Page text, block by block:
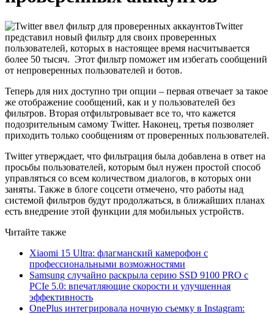
Twitter
представил новый фильтр для своих проверенных
пользователей, которых в настоящее время насчитывается
более 50 тысяч. Этот фильтр поможет им избегать сообщений
от непроверенных пользователей и ботов.
Теперь для них доступно три опции – первая отвечает за такое
же отображение сообщений, как и у пользователей без
фильтров. Вторая отфильтровывает все то, что кажется
подозрительным самому Twitter. Наконец, третья позволяет
приходить только сообщениям от проверенных пользователей.
Twitter утверждает, что фильтрация была добавлена в ответ на
просьбы пользователей, которым был нужен простой способ
управляться со всем количеством диалогов, в которых они
заняты. Также в блоге соцсети отмечено, что работы над
системой фильтров будут продолжаться, в ближайших планах
есть внедрение этой функции для мобильных устройств.
Читайте также
Xiaomi 15 Ultra: флагманский камерофон с
профессиональными возможностями
Samsung случайно раскрыла серию SSD 9100 PRO с
PCIe 5.0: впечатляющие скорости и улучшенная
эффективность
OnePlus интегрировала ночную съемку в Instagram: